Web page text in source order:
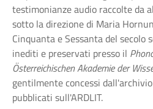
testimonianze audio raccolte da
sotto la direzione di Maria
Cinquanta e Sessanta del secolo
inediti e preservati presso il
ÖsterreichischenAkademie der
gentilmente concessi
pubblicati sull'ARDLIT.